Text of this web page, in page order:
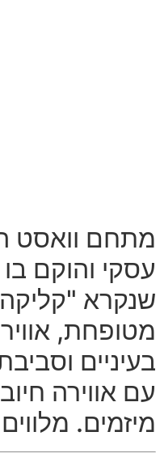
מתחם וואסט
עסקי והוקם
שנקרא "קליקה
מטופחת,
בעיניים
עם אווירה
מיזמים.